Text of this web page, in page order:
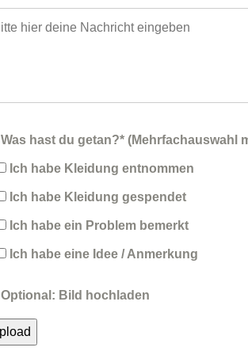
Was hast du getan?* (Mehrfachauswahl
Ich habe Kleidung entnommen
Ich habe Kleidung gespendet
Ich habe ein Problem bemerkt
Ich habe eine Idee / Anmerkung
Optional: Bild hochladen